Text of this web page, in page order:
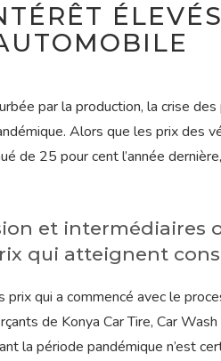
par la production, la crise
Alors que les prix des
de 25 pour cent l’année
et
qui atteignent
qui a commencé avec le
de Konya Car Tire, Car
la période pandémique n’est